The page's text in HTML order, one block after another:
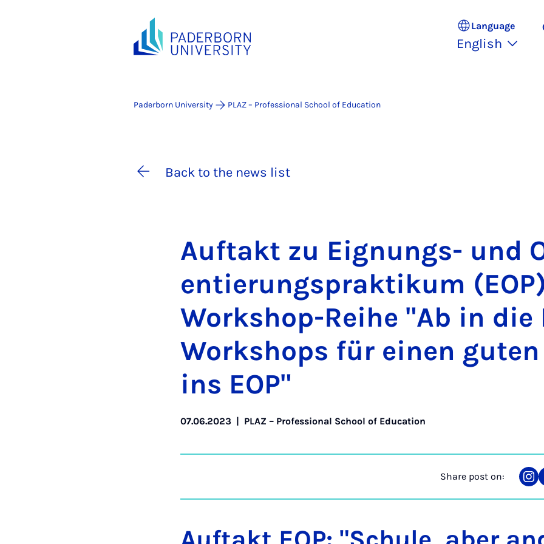
Language
English
Paderborn University PLAZ – Professional School of Education
Back to the news list
Auftakt zu Eignungs- und
entier­ung­s­prak­tikum
Work­shop-Reihe "Ab in die
Work­shops für ein­en
ins EOP"
07.06.2023 | PLAZ – Professional School of Education
Share post on:
on